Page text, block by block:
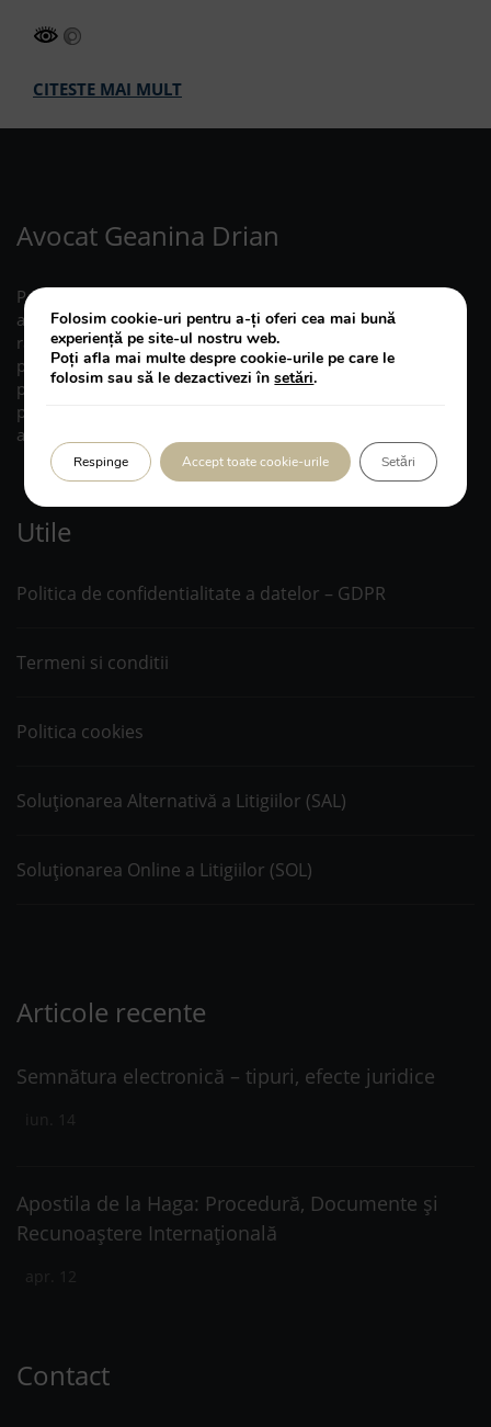
CITESTE MAI MULT
Avocat Geanina Drian
Pasionata de drept civil, Geanina DRIAN, avocat, a
acordat asistenta juridica in cauze complexe privind
raporturile de familie (divort, cereri privind minorii,
paternitate, pensie de intretinere), dreptul de
proprietate (revendicari, granituiri), succesiuni si
partaj, recuperari debite, litigii cu asiguratori sau
asociatii de proprietari, prescriptie, executare silita etc.
Utile
Politica de confidentialitate a datelor – GDPR
Termeni si conditii
Politica cookies
Soluționarea Alternativă a Litigiilor (SAL)
Soluționarea Online a Litigiilor (SOL)
Articole recente
Semnătura electronică – tipuri, efecte juridice
iun. 14
Apostila de la Haga: Procedură, Documente și
Recunoaștere Internațională
apr. 12
Contact
Folosim cookie-uri pentru a-ți oferi cea mai bună
experiență pe site-ul nostru web.
Poți afla mai multe despre cookie-urile pe care le
folosim sau să le dezactivezi însetări.
Accept toate cookie-urile
Respinge Setări